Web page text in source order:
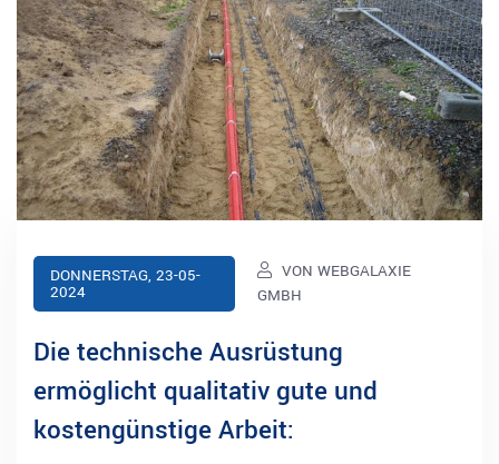
DONNERSTAG, 23-05-
2024
VON WEBGALAXIE
GMBH
Die technische Ausrüstung
ermöglicht qualitativ gute und
kostengünstige Arbeit: